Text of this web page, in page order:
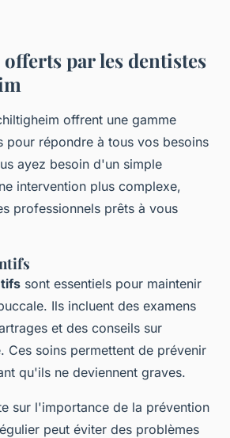
offerts par les dentistes
offrent une gamme
pour répondre à tous vos besoins
ayez besoin d'un simple
intervention plus complexe,
professionnels prêts à vous
sont essentiels pour maintenir
Ils incluent des examens
et des conseils sur
Ces soins permettent de prévenir
qu'ils ne deviennent graves.
sur l'importance de la prévention
peut éviter des problèmes